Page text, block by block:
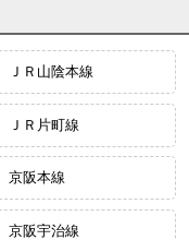
ＪＲ山陰本線
ＪＲ片町線
京阪本線
京阪宇治線